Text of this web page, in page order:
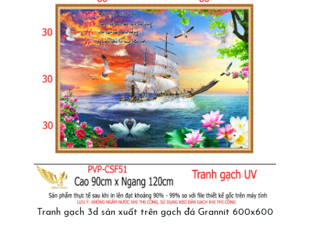
Tranh gạch 3d sản xuất trên gạch đá Grannit 600x600